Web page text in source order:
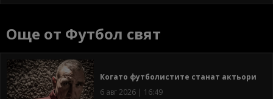
Още от Футбол свят
Когато футболистите станат актьори
6 авг 2026 | 16:49